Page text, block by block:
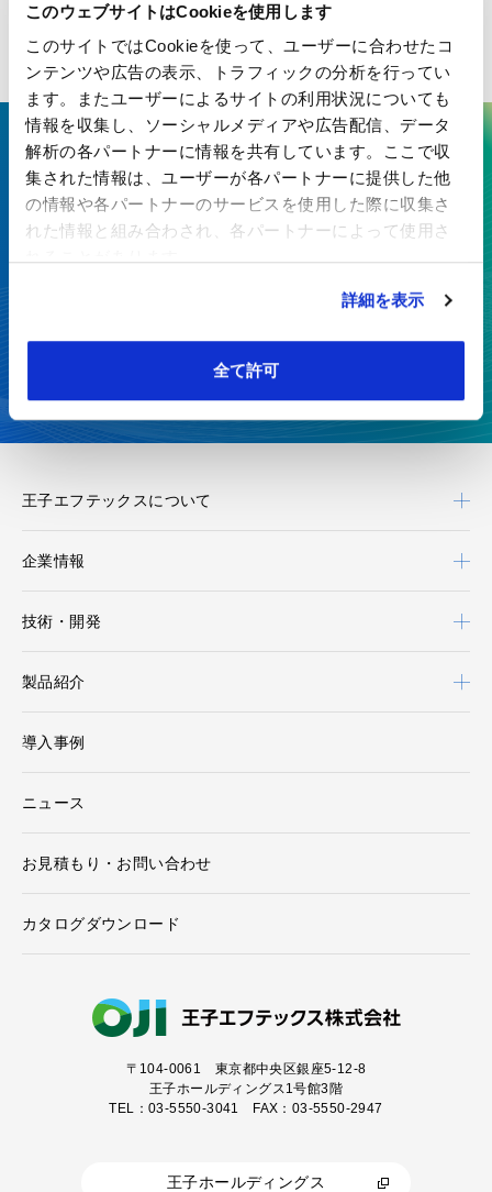
このウェブサイトはCookieを使用します
このサイトではCookieを使って、ユーザーに合わせたコ
ンテンツや広告の表示、トラフィックの分析を行ってい
ます。またユーザーによるサイトの利用状況についても
情報を収集し、ソーシャルメディアや広告配信、データ
解析の各パートナーに情報を共有しています。ここで収
集された情報は、ユーザーが各パートナーに提供した他
の情報や各パートナーのサービスを使用した際に収集さ
れた情報と組み合わされ、各パートナーによって使用さ
詳細を表示
全て許可
ここにしかない技術で、最先端の
価値を生み出す
カタログダウンロード
〒104-0061 東京都中央区銀座5-12-8
王子ホールディングス1号館3階
TEL：03-5550-3041 FAX：03-5550-2947
王子ホールディングス
王子エフテックスについて
企業情報
技術・開発
製品紹介
導入事例
ニュース
お見積もり・お問い合わせ
カタログダウンロード